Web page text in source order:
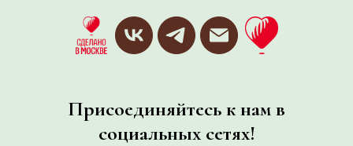
Присоединяйтесь к нам в
социальных сетях!